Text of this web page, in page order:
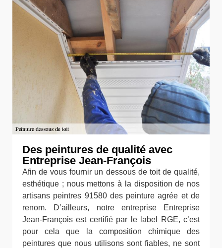
Des peintures de qualité avec
Entreprise Jean-François
Afin de vous fournir un dessous de toit de qualité,
esthétique ; nous mettons à la disposition de nos
artisans peintres 91580 des peinture agrée et de
renom. D’ailleurs, notre entreprise Entreprise
Jean-François est certifié par le label RGE, c’est
pour cela que la composition chimique des
peintures que nous utilisons sont fiables, ne sont